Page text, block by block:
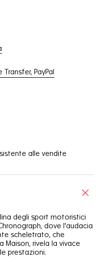
PayPal
alle vendite
degli sport motoristici
dove l'audacia
scheletrato, che
Maison, rivela la vivace
prestazioni.